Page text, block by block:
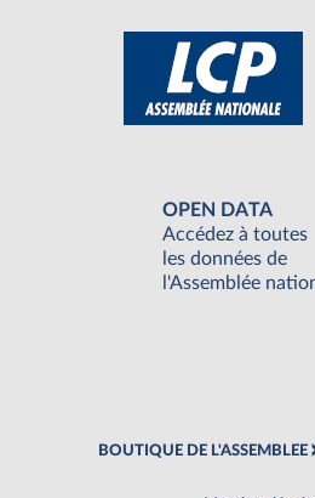
OPEN DATA
Accédez à toutes
les données de
l'Assemblée
BOUTIQUE DE L'ASSEMBLEE